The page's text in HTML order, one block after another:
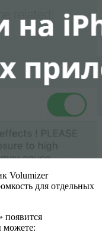
Volumizer
для отдельных
появится
можете: